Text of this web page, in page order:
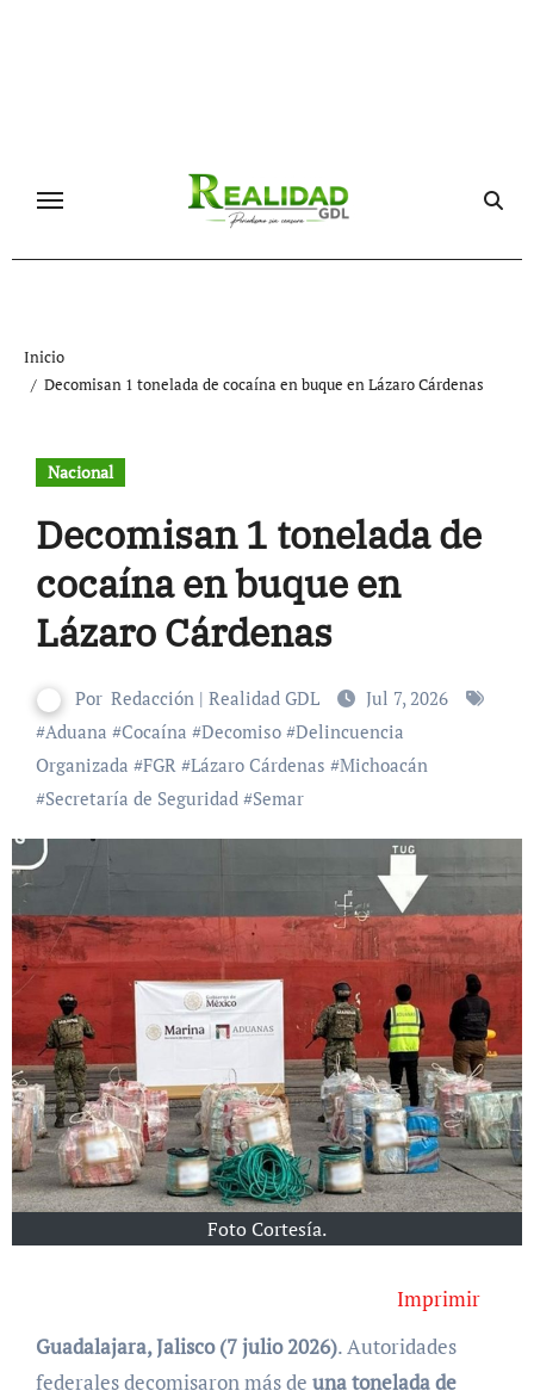
Inicio
Decomisan 1 tonelada de cocaína en buque en Lázaro Cárdenas
Nacional
Decomisan 1 tonelada de
cocaína en buque en
Lázaro Cárdenas
Por Redacción | Realidad GDL
Jul 7, 2026
#Aduana #Cocaína #Decomiso#Delincuencia
Organizada #FGR #Lázaro Cárdenas #Michoacán
#Secretaría de Seguridad #Semar
Foto Cortesía.
Imprimir
Guadalajara, Jalisco (7 julio 2026). Autoridades
federales decomisaron más de una tonelada de